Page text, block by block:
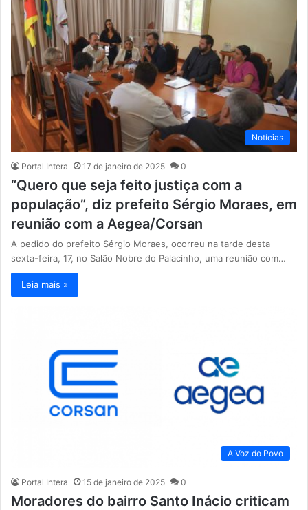
Notícias
Portal Intera 17 de janeiro de 2025 0
“Quero que seja feito justiça com a
população”, diz prefeito Sérgio Moraes, em
reunião com a Aegea/Corsan
A pedido do prefeito Sérgio Moraes, ocorreu na tarde desta
sexta-feira, 17, no Salão Nobre do Palacinho, uma reunião com…
Leia mais »
A Voz do Povo
Portal Intera 15 de janeiro de 2025 0
Moradores do bairro Santo Inácio criticam